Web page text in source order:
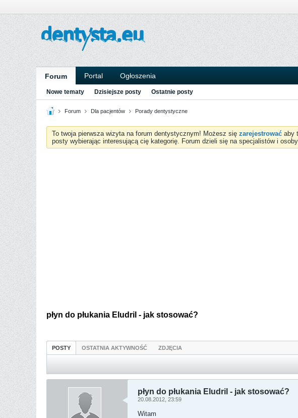
Forum Portal Ogłoszenia
Nowe tematy Dzisiejsze posty Ostatnie posty
Forum Dla pacjentów Porady dentystyczne
To twoja pierwsza wizyta na forum dentystycznym! Możesz się zarejestrować aby
posty wybierając interesującą cię kategorię. Forum dzieli się na specjalistów i
płyn do płukania Eludril - jak stosować?
POSTY OSTATNIA AKTYWNOŚĆ ZDJĘCIA
płyn do płukania Eludril - jak stosować?
20.08.2012, 23:59
Witam